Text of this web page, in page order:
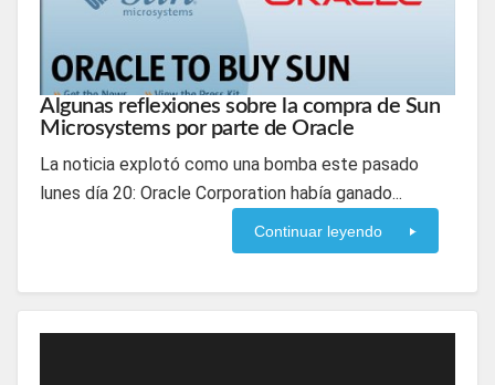
Algunas reflexiones sobre la compra de Sun
Microsystems por parte de Oracle
La noticia explotó como una bomba este pasado
lunes día 20: Oracle Corporation había ganado...
Continuar leyendo